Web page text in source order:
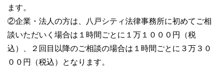
ます。
②企業・法人の方は、八戸シティ法律事務所に初めてご相
談いただいく場合は１時間ごとに１万１０００円（税
込）、２回目以降のご相談の場合は１時間ごとに３万３０
００円（税込）となります。